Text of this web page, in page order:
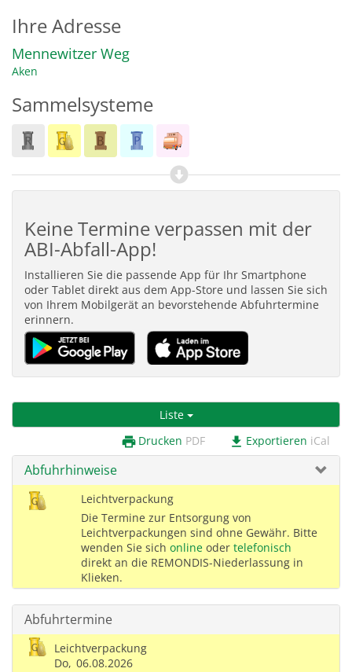
Ihre Adresse
Mennewitzer Weg
Aken
Sammelsysteme
Keine Termine verpassen mit der
ABI-Abfall-App!
Installieren Sie die passende App für Ihr Smartphone
oder Tablet direkt aus dem App-Store und lassen Sie sich
von Ihrem Mobilgerät an bevorstehende Abfuhrtermine
erinnern.
Liste
print Drucken PDF download Exportieren iCal
Abfuhrhinweise
Leichtverpackung
Die Termine zur Entsorgung von
Leichtverpackungen sind ohne Gewähr. Bitte
wenden Sie sich online oder telefonisch
direkt an die REMONDIS-Niederlassung in
Klieken.
Abfuhrtermine
Leichtverpackung
Do, 06.08.2026